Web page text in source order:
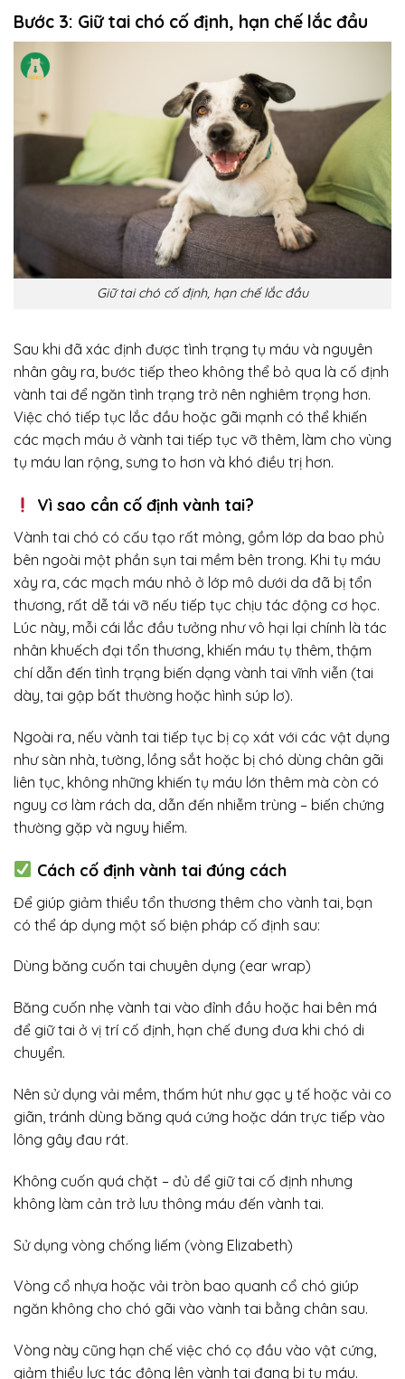
Bước 3: Giữ tai chó cố định, hạn chế lắc đầu
Giữ tai chó cố định, hạn chế lắc đầu
Sau khi đã xác định được tình trạng tụ máu và nguyên
nhân gây ra, bước tiếp theo không thể bỏ qua là cố định
vành tai để ngăn tình trạng trở nên nghiêm trọng hơn.
Việc chó tiếp tục lắc đầu hoặc gãi mạnh có thể khiến
các mạch máu ở vành tai tiếp tục vỡ thêm, làm cho vùng
tụ máu lan rộng, sưng to hơn và khó điều trị hơn.
Vì sao cần cố định vành tai?
Vành tai chó có cấu tạo rất mỏng, gồm lớp da bao phủ
bên ngoài một phần sụn tai mềm bên trong. Khi tụ máu
xảy ra, các mạch máu nhỏ ở lớp mô dưới da đã bị tổn
thương, rất dễ tái vỡ nếu tiếp tục chịu tác động cơ học.
Lúc này, mỗi cái lắc đầu tưởng như vô hại lại chính là tác
nhân khuếch đại tổn thương, khiến máu tụ thêm, thậm
chí dẫn đến tình trạng biến dạng vành tai vĩnh viễn (tai
dày, tai gập bất thường hoặc hình súp lơ).
Ngoài ra, nếu vành tai tiếp tục bị cọ xát với các vật dụng
như sàn nhà, tường, lồng sắt hoặc bị chó dùng chân gãi
liên tục, không những khiến tụ máu lớn thêm mà còn có
nguy cơ làm rách da, dẫn đến nhiễm trùng – biến chứng
thường gặp và nguy hiểm.
Cách cố định vành tai đúng cách
Để giúp giảm thiểu tổn thương thêm cho vành tai, bạn
có thể áp dụng một số biện pháp cố định sau:
Dùng băng cuốn tai chuyên dụng (ear wrap)
Băng cuốn nhẹ vành tai vào đỉnh đầu hoặc hai bên má
để giữ tai ở vị trí cố định, hạn chế đung đưa khi chó di
chuyển.
Nên sử dụng vải mềm, thấm hút như gạc y tế hoặc vải co
giãn, tránh dùng băng quá cứng hoặc dán trực tiếp vào
lông gây đau rát.
Không cuốn quá chặt – đủ để giữ tai cố định nhưng
không làm cản trở lưu thông máu đến vành tai.
Sử dụng vòng chống liếm (vòng Elizabeth)
Vòng cổ nhựa hoặc vải tròn bao quanh cổ chó giúp
ngăn không cho chó gãi vào vành tai bằng chân sau.
Vòng này cũng hạn chế việc chó cọ đầu vào vật cứng,
giảm thiểu lực tác động lên vành tai đang bị tụ máu.